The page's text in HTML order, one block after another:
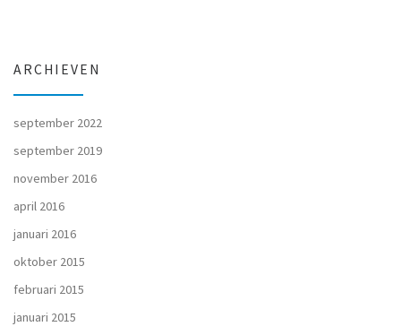
ARCHIEVEN
september 2022
september 2019
november 2016
april 2016
januari 2016
oktober 2015
februari 2015
januari 2015